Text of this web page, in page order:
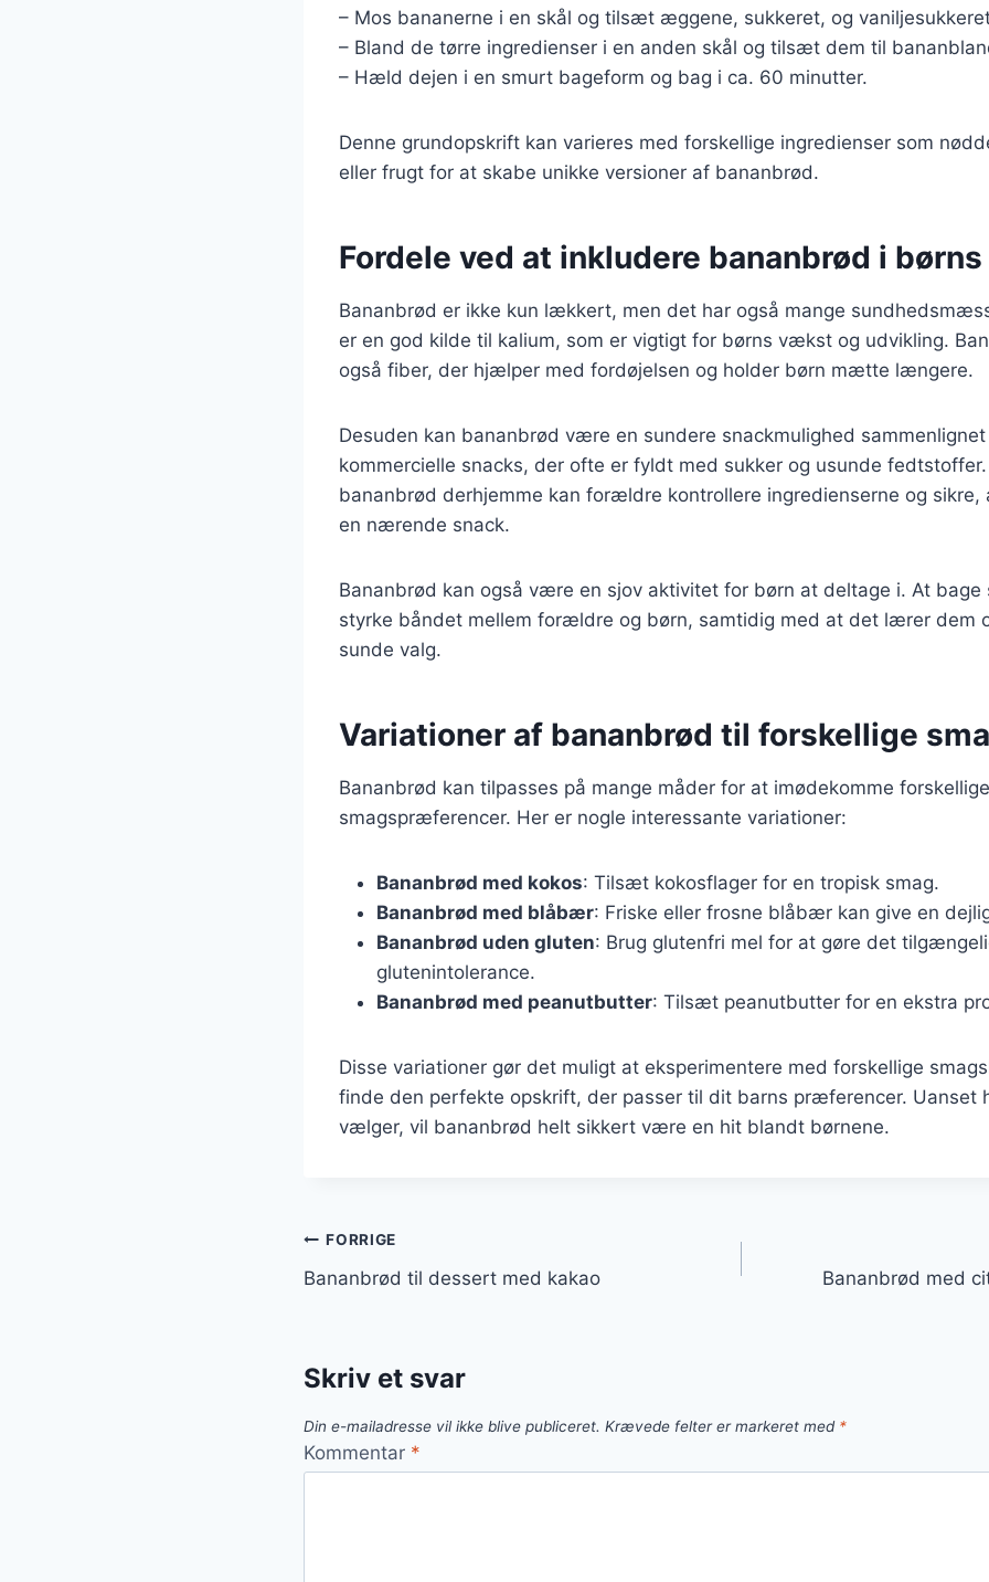
– Mos bananerne i en skål og tilsæt æggene, sukkeret, og
– Bland de tørre ingredienser i en anden skål og tilsæt dem til
– Hæld dejen i en smurt bageform og bag i ca. 60 minutter.
Denne grundopskrift kan varieres med forskellige ingredienser som
eller frugt for at skabe unikke versioner af bananbrød.
Fordele ved at inkludere bananbrød i
Bananbrød er ikke kun lækkert, men det har også mange
er en god kilde til kalium, som er vigtigt for børns vækst og udvikling.
også fiber, der hjælper med fordøjelsen og holder børn mætte længere.
Desuden kan bananbrød være en sundere snackmulighed
kommercielle snacks, der ofte er fyldt med sukker og usunde
bananbrød derhjemme kan forældre kontrollere ingredienserne og sikre,
en nærende snack.
Bananbrød kan også være en sjov aktivitet for børn at deltage i. At bage
styrke båndet mellem forældre og børn, samtidig med at det lærer dem
sunde valg.
Variationer af bananbrød til forskellige
Bananbrød kan tilpasses på mange måder for at imødekomme forskellige
smagspræferencer. Her er nogle interessante variationer:
Bananbrød med kokos: Tilsæt kokosflager for en tropisk smag.
Bananbrød med blåbær: Friske eller frosne blåbær kan give en
Bananbrød uden gluten: Brug glutenfri mel for at gøre det
glutenintolerance.
Bananbrød med peanutbutter: Tilsæt peanutbutter for en ekstra
Disse variationer gør det muligt at eksperimentere med forskellige
finde den perfekte opskrift, der passer til dit barns præferencer. Uanset
vælger, vil bananbrød helt sikkert være en hit blandt børnene.
Indlægsnavigation
FORRIGE
Bananbrød til dessert med kakao Bananbrød med
Skriv et svar
Din e-mailadresse vil ikke blive publiceret. Krævede felter er markeret med *
Kommentar *